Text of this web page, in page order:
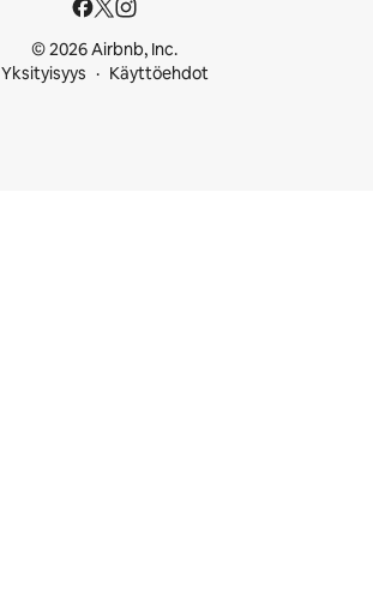
© 2026 Airbnb, Inc.
Yksityisyys
Käyttöehdot